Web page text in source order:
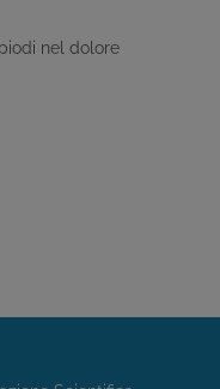
nel dolore